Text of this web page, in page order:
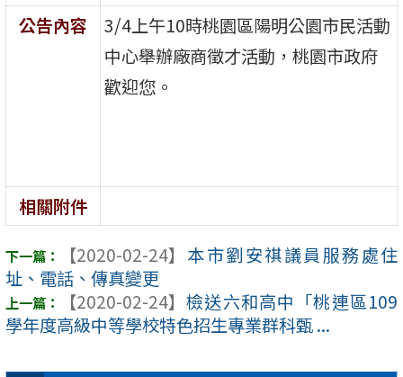
公告內容
3/4上午10時桃園區陽明公園市民活動
中心舉辦廠商徵才活動，桃園市政府
歡迎您。
相關附件
【2020-02-24】 本市劉安祺議員服務處住
址、電話、傳真變更
【2020-02-24】 檢送六和高中「桃連區109
學年度高級中等學校特色招生專業群科甄 ...